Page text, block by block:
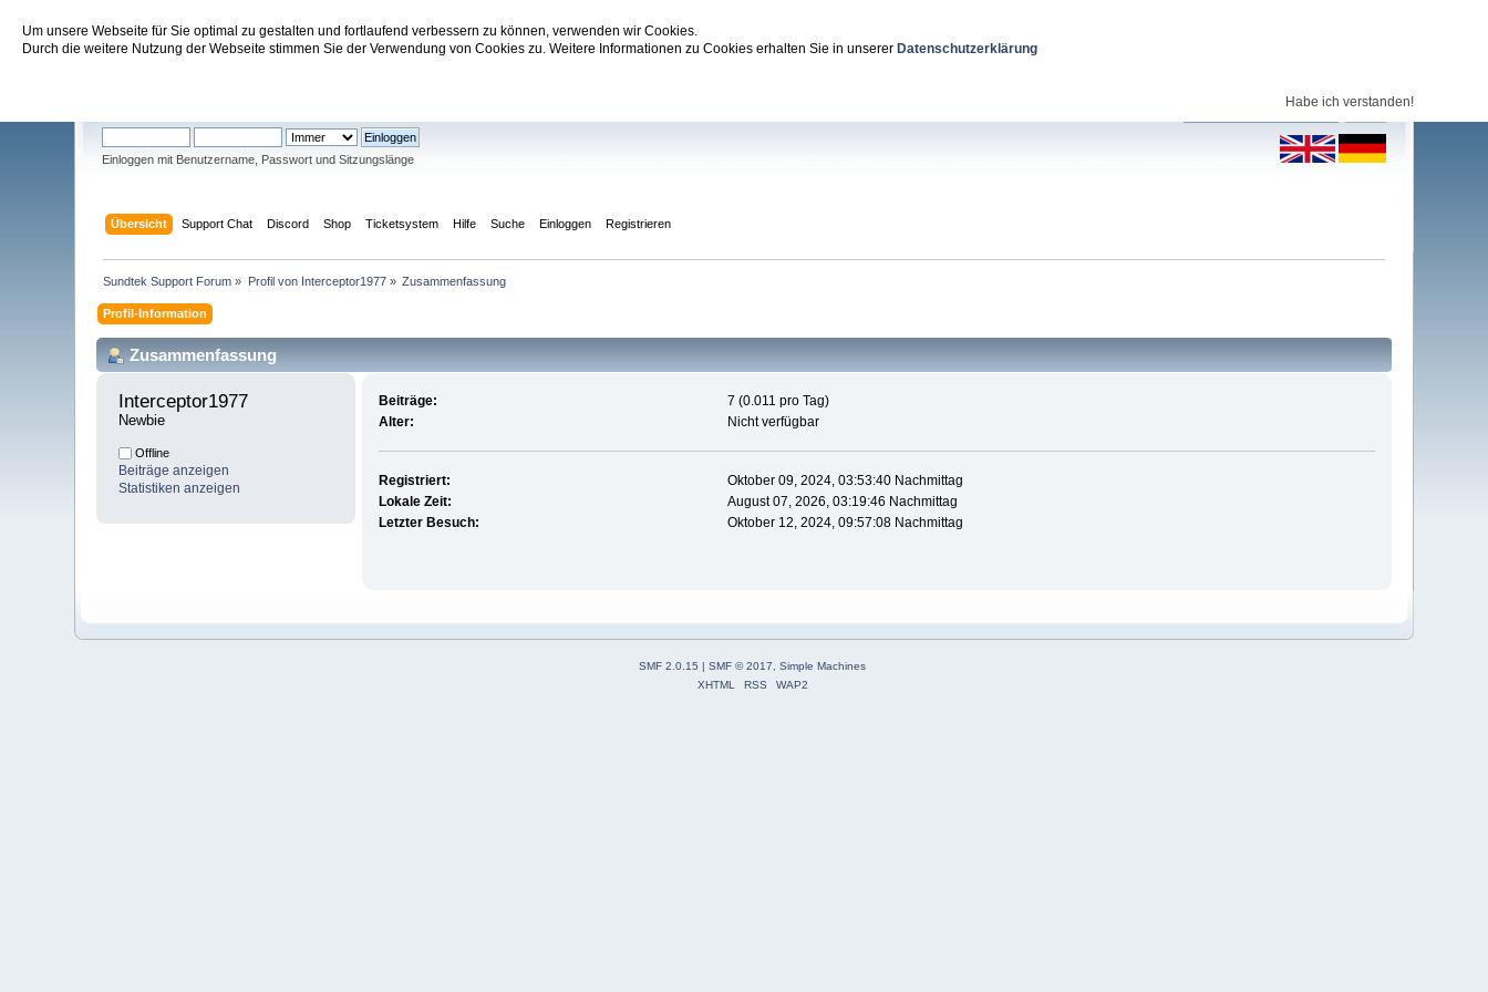
Um unsere Webseite für Sie optimal zu gestalten und fortlaufend verbessern zu können, verwenden wir Cookies.
Durch die weitere Nutzung der Webseite stimmen Sie der Verwendung von Cookies zu. Weitere Informationen zu Cookies erhalten Sie in unserer Datenschutzerklärung
Habe ich verstanden!
Sundtek Support Forum
Einloggen mit Benutzername, Passwort und Sitzungslänge
Übersicht Support Chat Discord Shop Ticketsystem Hilfe Suche Einloggen Registrieren
Sundtek Support Forum » Profil von Interceptor1977» Zusammenfassung
Profil-Information
Zusammenfassung
Interceptor1977
Newbie
Offline
Beiträge anzeigen
Statistiken anzeigen
Beiträge:
7 (0.011 pro Tag)
Alter:
Nicht verfügbar
Registriert:
Oktober 09, 2024, 03:53:40 Nachmittag
Lokale Zeit:
August 07, 2026, 03:19:46 Nachmittag
Letzter Besuch:
Oktober 12, 2024, 09:57:08 Nachmittag
SMF 2.0.15 | SMF © 2017, Simple Machines
XHTML
RSS WAP2